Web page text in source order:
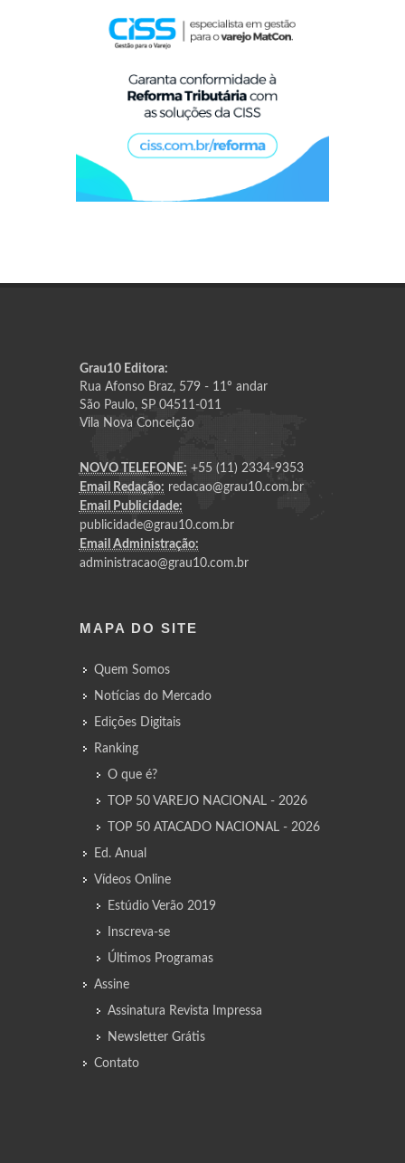
Grau10 Editora:
Rua Afonso Braz, 579 - 11º andar
São Paulo, SP 04511-011
Vila Nova Conceição
NOVO TELEFONE: +55 (11) 2334-9353
Email Redação: redacao@grau10.com.br
Email Publicidade:
publicidade@grau10.com.br
Email Administração:
administracao@grau10.com.br
MAPA DO SITE
Quem Somos
Notícias do Mercado
Edições Digitais
Ranking
O que é?
TOP 50 VAREJO NACIONAL - 2026
TOP 50 ATACADO NACIONAL - 2026
Ed. Anual
Vídeos Online
Estúdio Verão 2019
Inscreva-se
Últimos Programas
Assine
Assinatura Revista Impressa
Newsletter Grátis
Contato